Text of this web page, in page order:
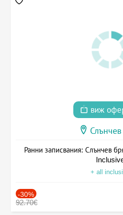
виж
Ранни записвания: Слънчев
+ all
-30%
92.70€